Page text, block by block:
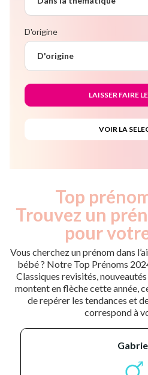
D'origine
D'origine
Top
Trouvez un
pour
Vous cherchez un prénom dans
bébé ? Notre Top Prénoms
Classiques revisités,
montent en flèche cette année,
de repérer les tendances et
correspond à